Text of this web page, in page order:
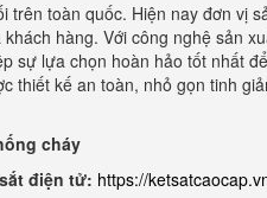
trên toàn quốc. Hiện nay đơn vị
hàng. Với công nghệ sản
sự lựa chọn hoàn hảo tốt nhất
thiết kế an toàn, nhỏ gọn tinh
cháy
điện tử: https://